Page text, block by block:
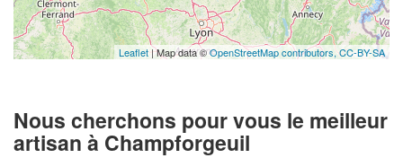
Leaflet| Map data ©OpenStreetMap contributors,CC-BY-SA
Nous cherchons pour vous le meilleur
artisan à Champforgeuil